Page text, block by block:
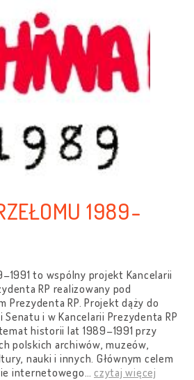
1989-
to wspólny projekt Kancelarii
RP realizowany pod
Prezydenta RP. Projekt dąży do
i w Kancelarii Prezydenta RP
historii lat 1989–1991 przy
polskich archiwów, muzeów,
nauki i innych. Głównym celem
internetowego… czytaj więcej